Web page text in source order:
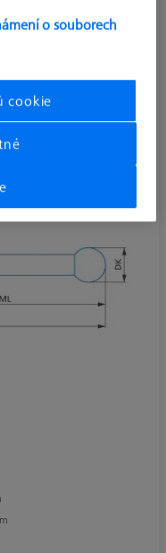
XXT, DK3
o souborech
cookie